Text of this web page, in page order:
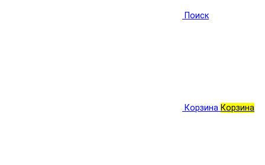
Поиск
Корзина Корзина